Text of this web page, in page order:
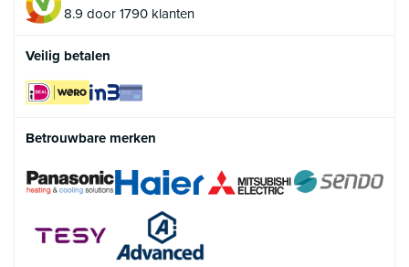
8.9 door 1790 klanten
Veilig betalen
Betrouwbare merken